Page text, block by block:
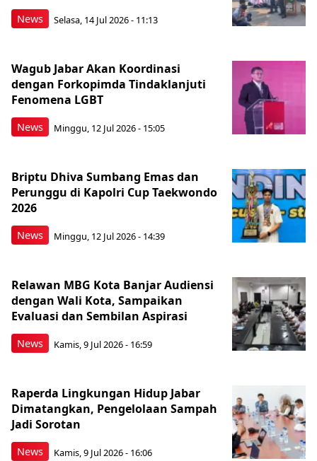
News Selasa, 14 Jul 2026 - 11:13
News
Wagub Jabar Akan Koordinasi
dengan Forkopimda Tindaklanjuti
Fenomena LGBT
Minggu, 12 Jul 2026 - 15:05
News
Briptu Dhiva Sumbang Emas dan
Perunggu di Kapolri Cup Taekwondo
2026
Minggu, 12 Jul 2026 - 14:39
News
Relawan MBG Kota Banjar Audiensi
dengan Wali Kota, Sampaikan
Evaluasi dan Sembilan Aspirasi
Kamis, 9 Jul 2026 - 16:59
News
Raperda Lingkungan Hidup Jabar
Dimatangkan, Pengelolaan Sampah
Jadi Sorotan
Kamis, 9 Jul 2026 - 16:06